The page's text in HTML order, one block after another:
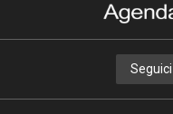
Seguici